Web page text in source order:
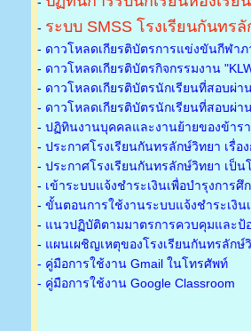
- ระบบ SMSS โรงเรียนกันทร
- ดาวโหลดเกียรติบัตรการแข่งขันกีฬา
- ดาวโหลดเกียรติบัตรกิจกรรมงาน
- ดาวโหลดเกียรติบัตรนักเรียนที่สอบผ่
- ดาวโหลดเกียรติบัตรนักเรียนที่สอบผ่
- ปฏิทินงานบุคคลและงานย้ายของข้าร
- ประกาศโรงเรียนกันทรลักษ์วิทยา เรื่
- ประกาศโรงเรียนกันทรลักษ์วิทยา เป็
- เข้าระบบแจ้งชำระเงินเพื่อบำรุงการศึ
- ขั้นตอนการใช้งานระบบแจ้งชำระเงิน
- แนวปฏิบัติตามมาตรการควบคุมและป้
- แผนเผชิญเหตุของโรงเรียนกันทรลัก
- คู่มือการใช้งาน Gmail ในโทรศัพท์
- คู่มือการใช้งาน Google Classroom